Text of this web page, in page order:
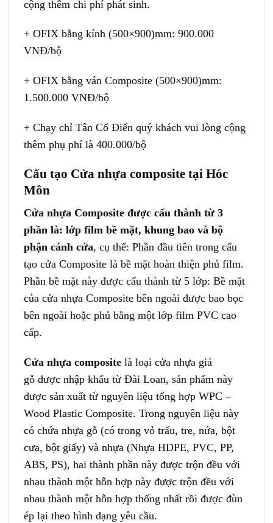
cộng thêm chi phí phát sinh.
+ OFIX bằng kính (500×900)mm: 900.000
VNĐ/bộ
+ OFIX bằng ván Composite (500×900)mm:
1.500.000 VNĐ/bộ
+ Chạy chỉ Tân Cổ Điển quý khách vui lòng cộng
thêm phụ phí là 400.000/bộ
Cấu tạo Cửa nhựa composite tại Hóc
Môn
Cửa nhựa Composite được cấu thành từ 3
phần là: lớp film bề mặt, khung bao và bộ
phận cánh cửa, cụ thể: Phần đầu tiên trong cấu
tạo cửa Composite là bề mặt hoàn thiện phủ film.
Phần bề mặt này được cấu thành từ 5 lớp: Bề mặt
của cửa nhựa Composite bên ngoài được bao bọc
bên ngoài hoặc phủ bằng một lớp film PVC cao
cấp.
Cửa nhựa composite là loại cửa nhựa giả
gỗ được nhập khẩu từ Đài Loan, sản phẩm này
được sản xuất từ nguyên liệu tổng hợp WPC –
Wood Plastic Composite. Trong nguyên liệu này
có chứa nhựa gỗ (có trong vỏ trấu, tre, nứa, bột
cưa, bột giấy) và nhựa (Nhựa HDPE, PVC, PP,
ABS, PS), hai thành phần này được trộn đều với
nhau thành một hỗn hợp này được trộn đều với
nhau thành một hỗn hợp thống nhất rồi được đùn
ép lại theo hình dạng yêu cầu.